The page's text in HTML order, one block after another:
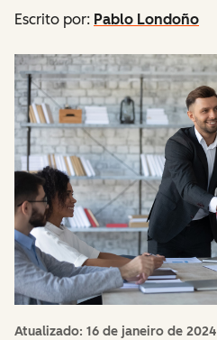
Escrito por: Pablo Londoño
Atualizado: 16 de janeiro de 2024